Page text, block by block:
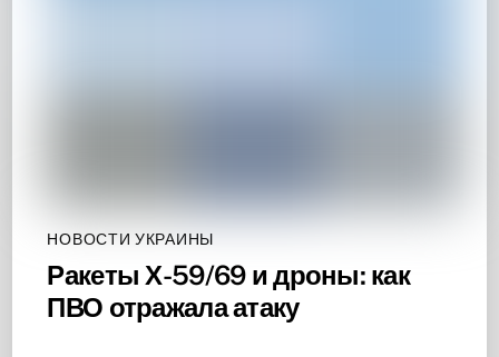
НОВОСТИ УКРАИНЫ
Ракеты Х-59/69 и дроны: как
ПВО отражала атаку